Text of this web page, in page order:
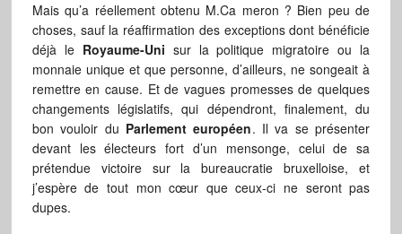
Mais qu’a réellement obtenu M.Ca meron ? Bien peu de
choses, sauf la réaffirmation des exceptions dont bénéficie
déjà le Royaume-Uni sur la politique migratoire ou la
monnaie unique et que personne, d’ailleurs, ne songeait à
remettre en cause. Et de vagues promesses de quelques
changements législatifs, qui dépendront, finalement, du
bon vouloir du Parlement européen. Il va se présenter
devant les électeurs fort d’un mensonge, celui de sa
prétendue victoire sur la bureaucratie bruxelloise, et
j’espère de tout mon cœur que ceux-ci ne seront pas
dupes.